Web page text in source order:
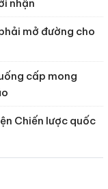
nhận
mở đường cho
cấp mong
Chiến lược quốc